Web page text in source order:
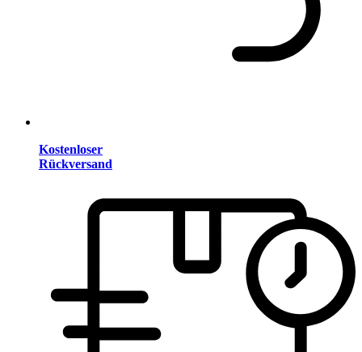
Kostenloser
Rückversand